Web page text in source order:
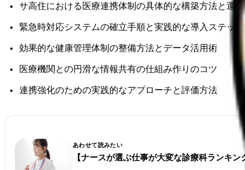
サ高住における医療連携体制の具体的な構築方法と運用
緊急時対応システムの確立手順と実践的な導入ステップ
効果的な健康管理体制の整備方法とデータ活用術
医療機関との円滑な情報共有の仕組み作りのコツ
連携強化のための実践的なアプローチと評価方法
あわせて読みたい
【ナースが選ぶ仕事が大変な診療科ランキ